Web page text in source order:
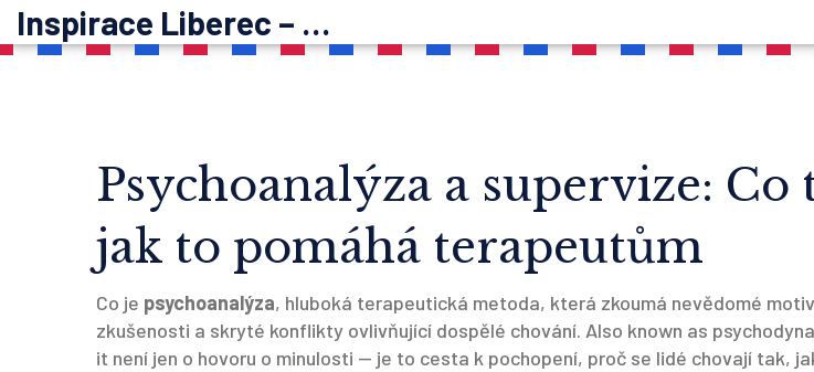
Inspirace Liberec – psychoterapie
Psychoanalýza a supervize: Co
jak to pomáhá terapeutům
Co je psychoanalýza, hluboká terapeutická metoda, která zkoumá nevědomé
zkušenosti a skryté konflikty ovlivňující dospělé chování. Also known as
it není jen o hovoru o minulosti — je to cesta k pochopení, proč se lidé chovají tak,